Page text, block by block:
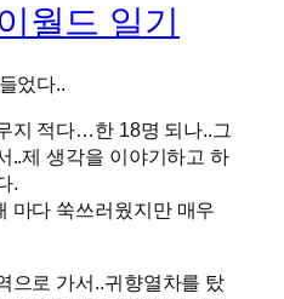
월드 일기
었다..
지 적다…한 18명 되나..그
..제 생각을 이야기하고 하
.
마다 쑥쓰러웠지만 매우
으로 가서..귀향열차를 탔